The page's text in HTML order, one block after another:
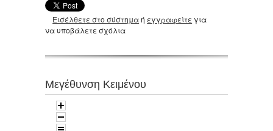
Εισέλθετε στο σύστημαή εγγραφείτε για
να υποβάλετε σχόλια
Μεγέθυνση Κειμένου